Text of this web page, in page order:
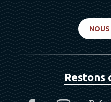
NOUS
Restons